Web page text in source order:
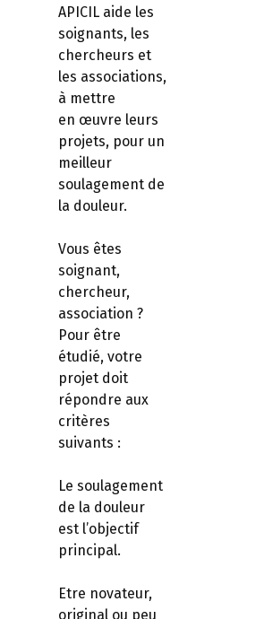
APICIL aide les
soignants, les
chercheurs et
les associations,
à mettre
en œuvre leurs
projets, pour un
meilleur
soulagement de
la douleur.
Vous êtes
soignant,
chercheur,
association ?
Pour être
étudié, votre
projet doit
répondre aux
critères
suivants :
Le soulagement
de la douleur
est l’objectif
principal.
Etre novateur,
original ou peu